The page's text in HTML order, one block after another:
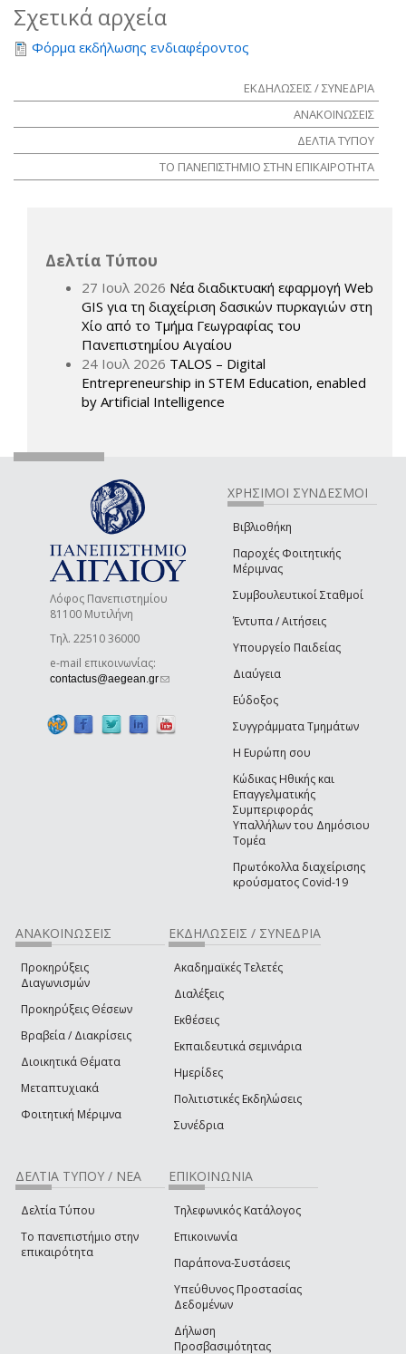
Σχετικά αρχεία
Φόρμα εκδήλωσης ενδιαφέροντος
ΕΚΔΗΛΩΣΕΙΣ / ΣΥΝΕΔΡΙΑ
ΑΝΑΚΟΙΝΩΣΕΙΣ
ΔΕΛΤΙΑ ΤΥΠΟΥ
ΤΟ ΠΑΝΕΠΙΣΤΗΜΙΟ ΣΤΗΝ ΕΠΙΚΑΙΡΟΤΗΤΑ
Δελτία Τύπου
27 Ιουλ 2026 Νέα διαδικτυακή εφαρμογή Web
GIS για τη διαχείριση δασικών πυρκαγιών στη
Χίο από το Τμήμα Γεωγραφίας του
Πανεπιστημίου Αιγαίου
24 Ιουλ 2026 TALOS – Digital
Entrepreneurship in STEM Education, enabled
by Artificial Intelligence
Λόφος Πανεπιστημίου
81100 Μυτιλήνη
Τηλ. 22510 36000
e-mail επικοινωνίας:
contactus@aegean.gr(link sends e-mail)
ΧΡΗΣΙΜΟΙ ΣΥΝΔΕΣΜΟΙ
Βιβλιοθήκη
Παροχές Φοιτητικής
Μέριμνας
Συμβουλευτικοί Σταθμοί
Έντυπα / Αιτήσεις
Υπουργείο Παιδείας
Διαύγεια
Εύδοξος
Συγγράμματα Τμημάτων
Η Ευρώπη σου
Κώδικας Ηθικής και
Επαγγελματικής
Συμπεριφοράς
Υπαλλήλων του Δημόσιου
Τομέα
Πρωτόκολλα διαχείρισης
κρούσματος Covid-19
ΑΝΑΚΟΙΝΩΣΕΙΣ
Προκηρύξεις
Διαγωνισμών
Προκηρύξεις Θέσεων
Βραβεία / Διακρίσεις
Διοικητικά Θέματα
Μεταπτυχιακά
Φοιτητική Μέριμνα
ΕΚΔΗΛΩΣΕΙΣ / ΣΥΝΕΔΡΙΑ
Ακαδημαϊκές Τελετές
Διαλέξεις
Εκθέσεις
Εκπαιδευτικά σεμινάρια
Ημερίδες
Πολιτιστικές Εκδηλώσεις
Συνέδρια
ΔΕΛΤΙΑ ΤΥΠΟΥ / ΝΕΑ
Δελτία Τύπου
Το πανεπιστήμιο στην
επικαιρότητα
ΕΠΙΚΟΙΝΩΝΙΑ
Τηλεφωνικός Κατάλογος
Επικοινωνία
Παράπονα-Συστάσεις
Υπεύθυνος Προστασίας
Δεδομένων
Δήλωση
Προσβασιμότητας